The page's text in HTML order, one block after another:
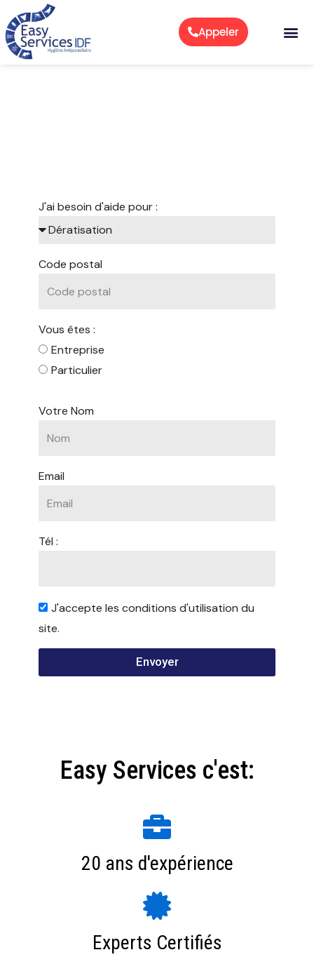
Aller
au
contenu
Appeler
J'ai besoin d'aide pour :
Code postal
Vous êtes :
Entreprise
Particulier
Votre Nom
Email
Tél :
J'accepte les conditions d'utilisation du
site.
Envoyer
Easy Services c'est:
20 ans d'expérience
Experts Certifiés